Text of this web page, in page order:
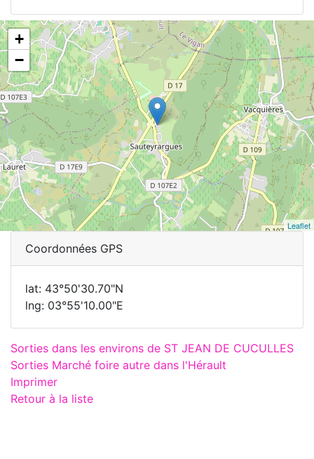
+
−
Leaflet
Coordonnées GPS
lat: 43°50'30.70"N
lng: 03°55'10.00"E
Sorties dans les environs de ST JEAN DE CUCULLES
Sorties Marché foire autre dans l'Hérault
Imprimer
Retour à la liste